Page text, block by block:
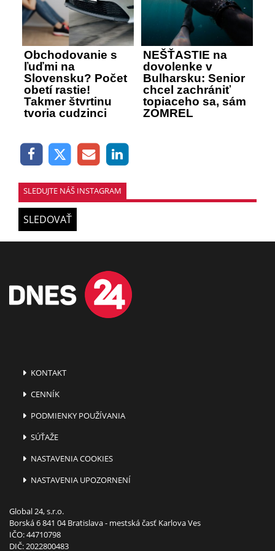
Obchodovanie s
ľuďmi na
Slovensku? Počet
obetí rastie!
Takmer štvrtinu
tvoria cudzinci
NEŠŤASTIE na
dovolenke v
Bulharsku: Senior
chcel zachrániť
topiaceho sa, sám
ZOMREL
SLEDUJTE NÁŠ INSTAGRAM
SLEDOVAŤ
KONTAKT
CENNÍK
PODMIENKY POUŽÍVANIA
SÚŤAŽE
NASTAVENIA COOKIES
NASTAVENIA UPOZORNENÍ
Global 24, s.r.o.
Borská 6 841 04 Bratislava - mestská časť Karlova Ves
IČO: 44710798
DIČ: 2022800483